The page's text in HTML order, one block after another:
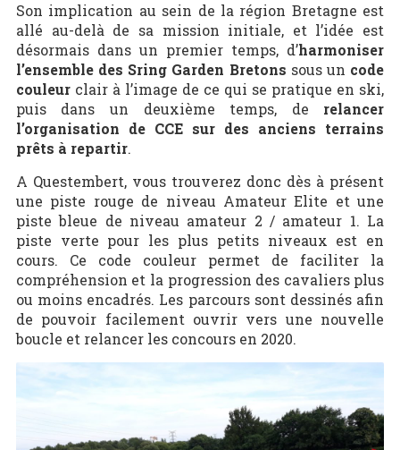
Son implication au sein de la région Bretagne est
allé au-delà de sa mission initiale, et l’idée est
désormais dans un premier temps, d’harmoniser
l’ensemble des Sring Garden Bretons sous un code
couleurclair à l’image de ce qui se pratique en ski,
puis dans un deuxième temps, de relancer
l’organisation de CCE sur des anciens terrains
prêts à repartir.
A Questembert, vous trouverez donc dès à présent
une piste rouge de niveau Amateur Elite et une
piste bleue de niveau amateur 2 / amateur 1. La
piste verte pour les plus petits niveaux est en
cours. Ce code couleur permet de faciliter la
compréhension et la progression des cavaliers plus
ou moins encadrés. Les parcours sont dessinés afin
de pouvoir facilement ouvrir vers une nouvelle
boucle et relancer les concours en 2020.